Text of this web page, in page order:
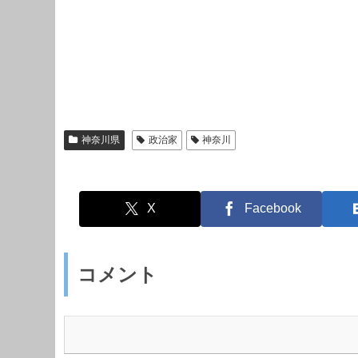
神奈川県 政治家 神奈川
X Facebook
コメント